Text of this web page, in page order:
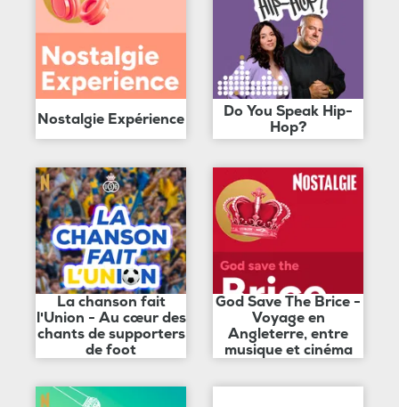
Nostalgie Expérience
Do You Speak Hip-
Hop?
La chanson fait
l'Union - Au cœur des
chants de supporters
de foot
God Save The Brice -
Voyage en
Angleterre, entre
musique et cinéma